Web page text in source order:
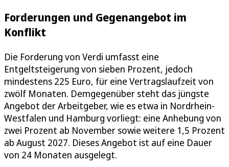
Forderungen und Gegenangebot im
Konflikt
Die Forderung von Verdi umfasst eine
Entgeltsteigerung von sieben Prozent, jedoch
mindestens 225 Euro, für eine Vertragslaufzeit von
zwölf Monaten. Demgegenüber steht das jüngste
Angebot der Arbeitgeber, wie es etwa in Nordrhein-
Westfalen und Hamburg vorliegt: eine Anhebung von
zwei Prozent ab November sowie weitere 1,5 Prozent
ab August 2027. Dieses Angebot ist auf eine Dauer
von 24 Monaten ausgelegt.